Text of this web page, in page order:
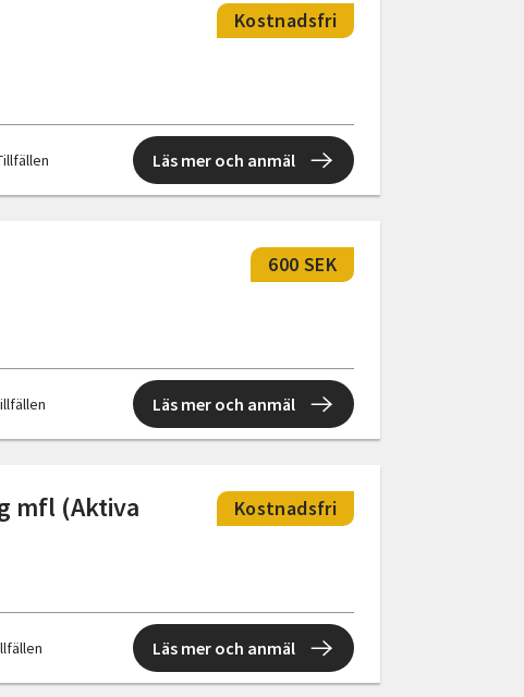
Kostnadsfri
Läs mer och anmäl
600 SEK
Läs mer och anmäl
mfl (Aktiva
Kostnadsfri
Läs mer och anmäl